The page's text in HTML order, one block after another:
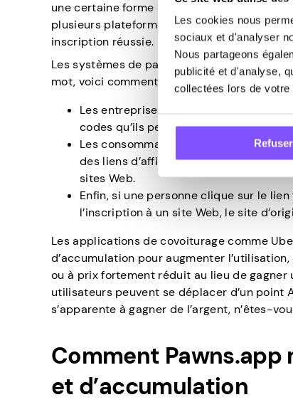
Les cookies nous
sociaux et d'analyser
Nous partageons
publicité et d'analyse,
collectées lors de
Refuser
une certaine forme d’incitation à ce que le
plusieurs plateformes de médias sociaux.
inscription réussie. Dans certains cas,
Les systèmes de partage et
mot, voici comment ils fonctionnent :
Les entreprises donnent aux gens des
codes qu’ils peuvent partager avec
Les consommateurs font ensuite de
des liens d’affiliation sur différents
sites Web.
Enfin, si une personne clique sur le
l’inscription à un site Web, le site
Les applications de covoiturage comme
d’accumulation pour augmenter
ou à prix fortement réduit au lieu de
utilisateurs peuvent se déplacer d’un point
s’apparente à gagner de l’argent, n’êtes-
Comment
et d’accumulation